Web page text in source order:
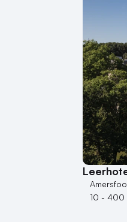
10 - 400